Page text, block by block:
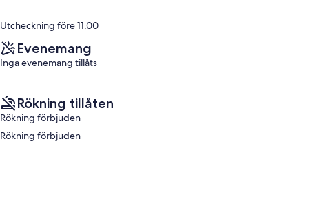
Utcheckning före 11.00
Evenemang
Inga evenemang tillåts
Rökning tillåten
Rökning förbjuden
Rökning förbjuden